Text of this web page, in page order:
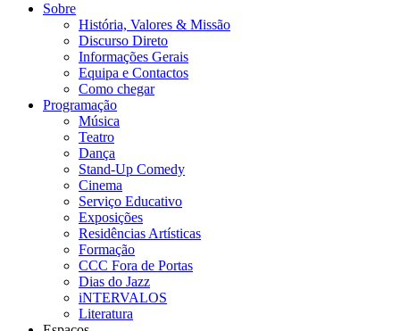
Sobre
História, Valores & Missão
Discurso Direto
Informações Gerais
Equipa e Contactos
Como chegar
Programação
Música
Teatro
Dança
Stand-Up Comedy
Cinema
Serviço Educativo
Exposições
Residências Artísticas
Formação
CCC Fora de Portas
Dias do Jazz
iNTERVALOS
Literatura